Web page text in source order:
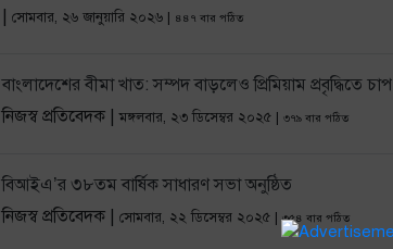
| সোমবার, ২৬ জানুয়ারি ২০২৬ | ৪৪৭ বার পঠিত
বাংলাদেশের বীমা খাত: সম্পদ বাড়লেও প্রিমিয়াম প্রবৃদ্ধিতে চাপ
নিজস্ব প্রতিবেদক | মঙ্গলবার, ২৩ ডিসেম্বর ২০২৫ | ৩৭৯ বার পঠিত
বিআইএ’র ৩৮তম বার্ষিক সাধারণ সভা অনুষ্ঠিত
নিজস্ব প্রতিবেদক | সোমবার, ২২ ডিসেম্বর ২০২৫ |৩৫৪ বার পঠিত